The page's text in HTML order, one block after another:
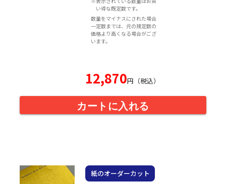
い得な既定数です。
数量をマイナスにされた場合
一定数までは、元の規定数の
価格より高くなる場合がござ
います。
12,870円（税込）
カートに入れる
紙のオーダーカット